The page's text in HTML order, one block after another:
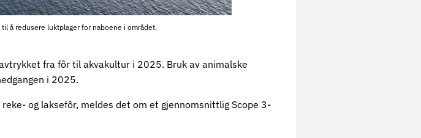
å redusere luktplager for naboene i området.
fra fôr til akvakultur i 2025. Bruk av animalske
i 2025.
og laksefôr, meldes det om et gjennomsnittlig Scope 3-